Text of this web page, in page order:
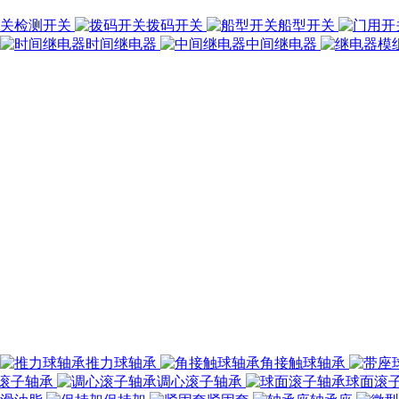
检测开关 拨码开关
船型开关
时间继电器
中间继电器
推力球轴承
角接触球轴承
子轴承
调心滚子轴承
球面滚